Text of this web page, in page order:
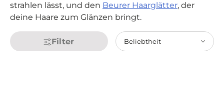
strahlen lässt, und den Beurer Haarglätter, der
deine Haare zum Glänzen bringt.
Filter Beliebtheit